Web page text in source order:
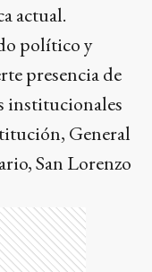
actual.
político y
presencia de
institucionales
General
San Lorenzo